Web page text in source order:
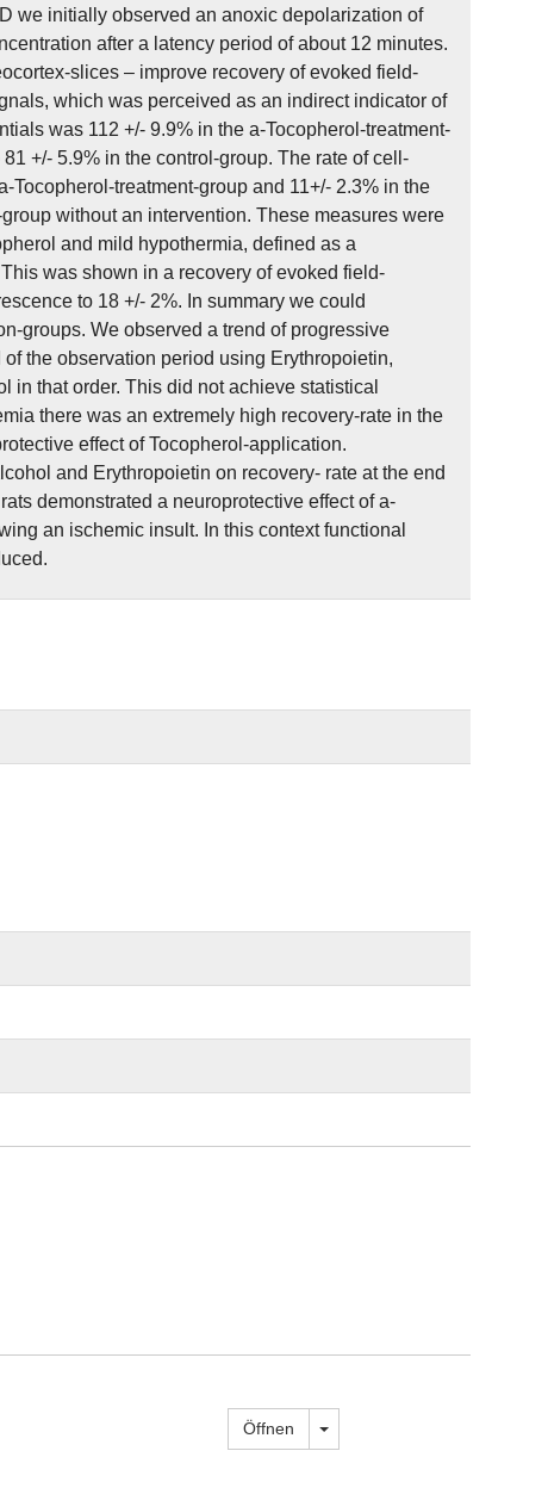
we initially observed an anoxic depolarization of
after a latency period of about 12 minutes.
slices – improve recovery of evoked field-
which was perceived as an indirect indicator of
was 112 +/- 9.9% in the a-Tocopherol-treatment-
+/- 5.9% in the control-group. The rate of cell-
treatment-group and 11+/- 2.3% in the
without an intervention. These measures were
and mild hypothermia, defined as a
was shown in a recovery of evoked field-
to 18 +/- 2%. In summary we could
groups. We observed a trend of progressive
the observation period using Erythropoietin,
in that order. This did not achieve statistical
there was an extremely high recovery-rate in the
effect of Tocopherol-application.
and Erythropoietin on recovery- rate at the end
demonstrated a neuroprotective effect of a-
an ischemic insult. In this context functional
Öffnen Dropdown öffnen